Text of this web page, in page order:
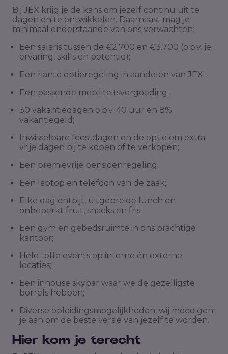
Bij JEX krijg je de kans om jezelf continu uit te
dagen en te ontwikkelen. Daarnaast mag je
minimaal onderstaande van ons verwachten:
Een salaris tussen de €2.700 en €3.700 (o.b.v. je
ervaring, skills en potentie);
Een riante optieregeling in aandelen van JEX;
Een passende mobiliteitsvergoeding;
30 vakantiedagen o.b.v. 40 uur en 8%
vakantiegeld;
Inwisselbare feestdagen en de optie om extra
vrije dagen bij te kopen of te verkopen;
Een premievrije pensioenregeling;
Een laptop en telefoon van de zaak;
Elke dag ontbijt, uitgebreide lunch en
onbeperkt fruit, snacks en fris;
Een gym en gebedsruimte in ons prachtige
kantoor;
Hele toffe events op interne én externe
locaties;
Een inhouse skybar waar we de gezelligste
borrels hebben;
Diverse opleidingsmogelijkheden, wij moedigen
je aan om de beste versie van jezelf te worden.
Hier kom je terecht